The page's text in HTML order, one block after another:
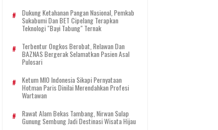
Dukung Ketahanan Pangan Nasional, Pemkab
Sukabumi Dan BET Cipelang Terapkan
Teknologi "Bayi Tabung" Ternak
Terbentur Ongkos Berobat, Relawan Dan
BAZNAS Bergerak Selamatkan Pasien Asal
Pulosari
Ketum MIO Indonesia Sikapi Pernyataan
Hotman Paris Dinilai Merendahkan Profesi
Wartawan
Rawat Alam Bekas Tambang, Nirwan Sulap
Gunung Sembung Jadi Destinasi Wisata Hijau